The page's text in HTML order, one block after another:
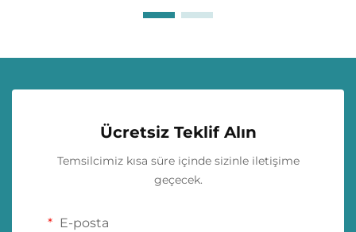
Ücretsiz Teklif Alın
Temsilcimiz kısa süre içinde sizinle iletişime
geçecek.
E-posta